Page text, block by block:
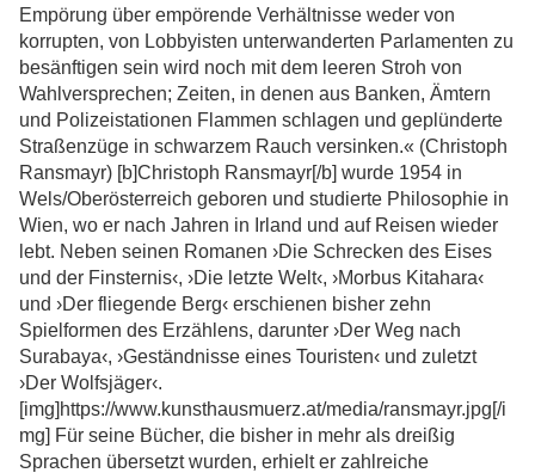
Empörung über empörende Verhältnisse weder von
korrupten, von Lobbyisten unterwanderten Parlamenten zu
besänftigen sein wird noch mit dem leeren Stroh von
Wahlversprechen; Zeiten, in denen aus Banken, Ämtern
und Polizeistationen Flammen schlagen und geplünderte
Straßenzüge in schwarzem Rauch versinken.« (Christoph
Ransmayr) [b]Christoph Ransmayr[/b] wurde 1954 in
Wels/Oberösterreich geboren und studierte Philosophie in
Wien, wo er nach Jahren in Irland und auf Reisen wieder
lebt. Neben seinen Romanen ›Die Schrecken des Eises
und der Finsternis‹, ›Die letzte Welt‹, ›Morbus Kitahara‹
und ›Der fliegende Berg‹ erschienen bisher zehn
Spielformen des Erzählens, darunter ›Der Weg nach
Surabaya‹, ›Geständnisse eines Touristen‹ und zuletzt
›Der Wolfsjäger‹.
[img]https://www.kunsthausmuerz.at/media/ransmayr.jpg[/i
mg] Für seine Bücher, die bisher in mehr als dreißig
Sprachen übersetzt wurden, erhielt er zahlreiche